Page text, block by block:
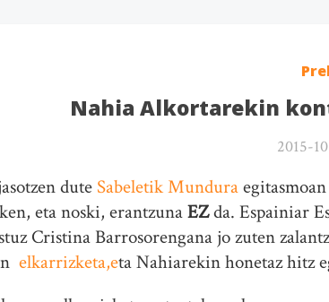
Nahia Alkortarekin
2015-
dute Sabeletik Mundura
eta noski, erantzunaEZda. Espainiar
Cristina Barrosorengana jo zuten
elkarrizketa,eta Nahiarekin honetaz hitz